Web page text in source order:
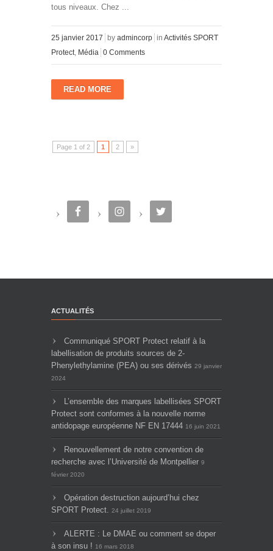
tous niveaux. Chez ...
25 janvier 2017 by admincorp in Activités SPORT
Protect, Média 0 Comments
READ MORE
Page 1 of 2 1 2 »
ACTUALITÉS
Communiqué SPORT Protect relatif à la
labellisation de produits sources de 2-
Phenylethylamine (PEA) ou ses dérivés 29 janvier
2024
L’ensemble des marques labellisées SPORT
Protect sont conformes à la nouvelle norme
antidopage européenne NF EN 17444 16 juin 2021
Renouvellement de notre convention de
recherche avec l’Université de Montpellier 9
février 2020
Opération destruction aujourd’hui chez
SPORT Protect. 24 juillet 2019
ALERTE : Le DMAE ou comment se doper
à son insu ! 16 mars 2018